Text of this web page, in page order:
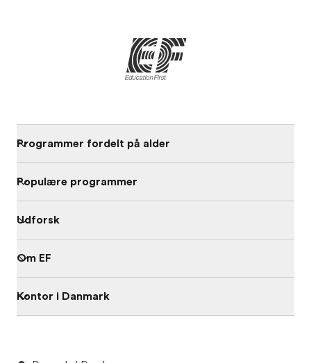
Programmer fordelt på alder
Populære programmer
Udforsk
Om EF
Kontor i Danmark